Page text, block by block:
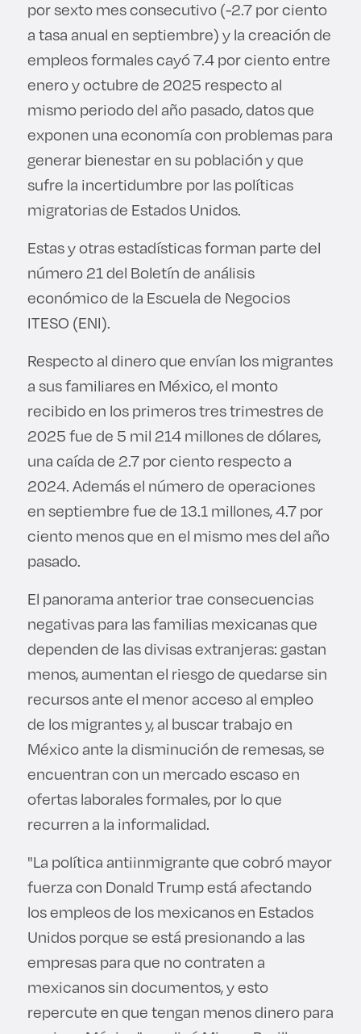
por sexto mes consecutivo (-2.7 por ciento
a tasa anual en septiembre) y la creación de
empleos formales cayó 7.4 por ciento entre
enero y octubre de 2025 respecto al
mismo periodo del año pasado, datos que
exponen una economía con problemas para
generar bienestar en su población y que
sufre la incertidumbre por las políticas
migratorias de Estados Unidos.
Estas y otras estadísticas forman parte del
número 21 del Boletín de análisis
económico de la Escuela de Negocios
ITESO (ENI).
Respecto al dinero que envían los migrantes
a sus familiares en México, el monto
recibido en los primeros tres trimestres de
2025 fue de 5 mil 214 millones de dólares,
una caída de 2.7 por ciento respecto a
2024. Además el número de operaciones
en septiembre fue de 13.1 millones, 4.7 por
ciento menos que en el mismo mes del año
pasado.
El panorama anterior trae consecuencias
negativas para las familias mexicanas que
dependen de las divisas extranjeras: gastan
menos, aumentan el riesgo de quedarse sin
recursos ante el menor acceso al empleo
de los migrantes y, al buscar trabajo en
México ante la disminución de remesas, se
encuentran con un mercado escaso en
ofertas laborales formales, por lo que
recurren a la informalidad.
"La política antiinmigrante que cobró mayor
fuerza con Donald Trump está afectando
los empleos de los mexicanos en Estados
Unidos porque se está presionando a las
empresas para que no contraten a
mexicanos sin documentos, y esto
repercute en que tengan menos dinero para